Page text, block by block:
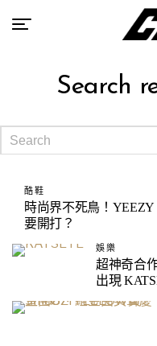
Search
酷鞋
時尚界不死鳥！
要開打？
娛樂
超神奇合
出現